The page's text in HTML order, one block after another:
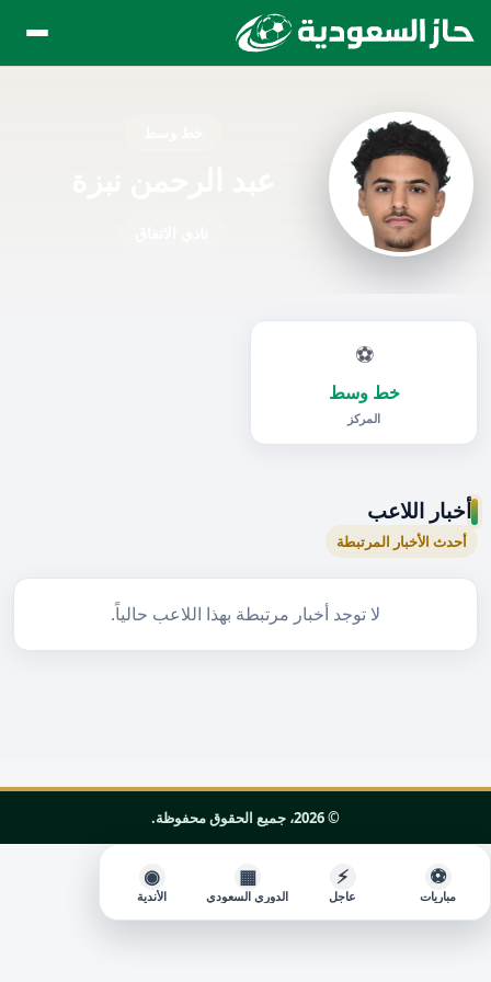
⚽
خط وسط
المركز
أخبار اللاعب
أحدث الأخبار المرتبطة
لا توجد أخبار مرتبطة بهذا اللاعب حالياً.
© 2026، جميع الحقوق محفوظة.
⚽
مباريات
⚡
عاجل
▦
الدوري السعودي
◉
الأندية